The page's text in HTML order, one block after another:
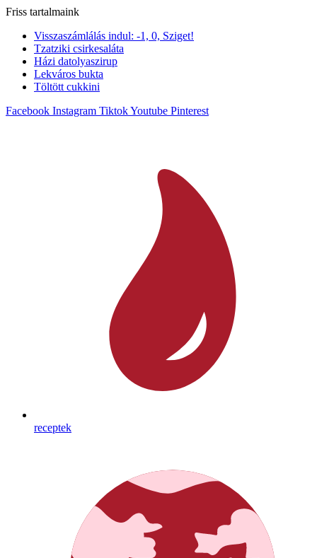
Ugrás
tartalomhoz
Friss tartalmaink
Visszaszámlálás indul: -1, 0, Sziget!
Tzatziki csirkesaláta
Házi datolyaszirup
Lekváros bukta
Töltött cukkini
Facebook Instagram TiktokYoutube Pinterest
receptek